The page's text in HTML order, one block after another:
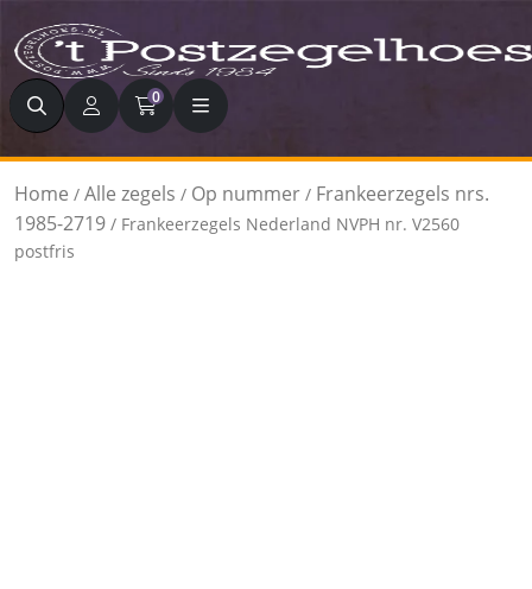
Zoeken 0
Home / Alle zegels / Op nummer / Frankeerzegels nrs.
1985-2719 / Frankeerzegels Nederland NVPH nr. V2560
postfris